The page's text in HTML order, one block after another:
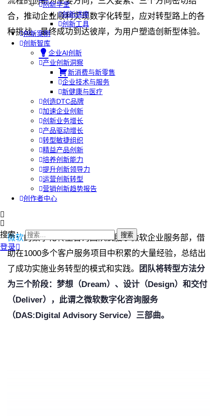
创新学堂
创新讲座
创新工具
创新案例
创新智库
企业AI创新
产业创新洞察
新消费与新零售
企业技术与服务
新健康与医疗
创造DTC品牌
加速企业创新
创新业务增长
产品驱动增长
转型敏捷组织
精益产品创新
培养创新能力
提升创新领导力
运营创新转型
营销创新趋势报告
创作者中心
搜索：
登录
合，推动企业顺利实现数字化转型，应对转型路上的各
种挑战，最终成功到达彼岸，为用户塑造创新型体验。
微软的数字化转型咨询团队脱胎于微软企业服务部，借
助在1000多个客户服务项目中积累的大量经验，总结出
了成功实施业务转型的模式和实践。
团队将转型方法分
为三个阶段：梦想（Dream）、设计（Design）和交付
（Deliver），此谓之微软数字化咨询服务
（DAS:Digital Advisory Service）三部曲。